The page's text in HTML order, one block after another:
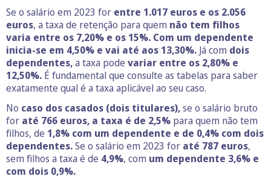
Se o salário em 2023 for entre 1.017 euros e os 2.056
euros, a taxa de retenção para quem não tem filhos
varia entre os 7,20% e os 15%. Com um dependente
inicia-se em 4,50% e vai até aos 13,30%. Já com dois
dependentes,a taxa pode variar entre os 2,80% e
12,50%. É fundamental que consulte as tabelas para saber
exatamente qual é a taxa aplicável ao seu caso.
No caso dos casados (dois titulares),se o salário bruto
for até 766 euros, a taxa é de 2,5% para quem não tem
filhos, de 1,8% com um dependente e de 0,4% com dois
dependentes.Se o salário em 2023 for até 787 euros,
sem filhos a taxa é de 4,9%, com um dependente 3,6% e
com dois 0,9%.